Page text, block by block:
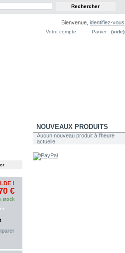
Bienvenue,identifiez-vous
Panier : (vide)
Votre compte
!
€
stock
NOUVEAUX PRODUITS
Aucun nouveau produit à l'heure
actuelle